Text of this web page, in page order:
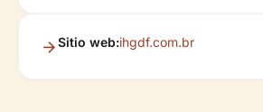
Sitio web:ihgdf.com.br